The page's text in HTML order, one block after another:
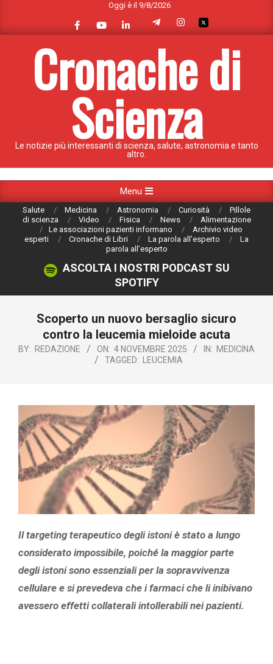
content
Oggi è il 9/8/2026
Cronache di
Scienza
Le notizie più interessanti di scienza, salute, astronomia e tanto
altro.
Navigation
Menu
Salute Medicina Astronomia Curiosità
Pillole
di scienza
Video Fisica News
Alimentazione
Le associazioni pazienti informano
Archivio video
esperti
Cronache di Libri La parola all’esperto
La
parola all’esperto
ASCOLTA I NOSTRI PODCAST SU
SPOTIFY
Scoperto un nuovo bersaglio sicuro
contro la leucemia mieloide acuta
BY: REDAZIONE ON: 4 NOVEMBRE 2025 IN: MEDICINA
TAGGED: LEUCEMIA
Il targeting terapeutico degli istoni è stato a lungo
considerato impossibile, poiché la maggior parte
degli istoni sono essenziali per la sopravvivenza
cellulare e si prevedeva che i farmaci che li inibivano
avessero effetti collaterali intollerabili nei pazienti.